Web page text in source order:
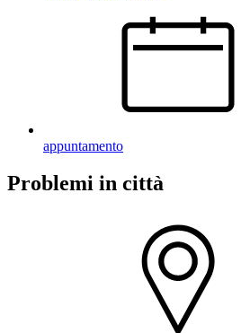
appuntamento
Problemi in città